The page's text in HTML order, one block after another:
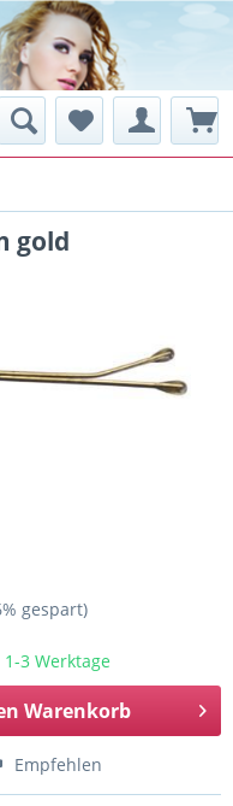
gold
gespart)
3 Werktage
Warenkorb
Empfehlen